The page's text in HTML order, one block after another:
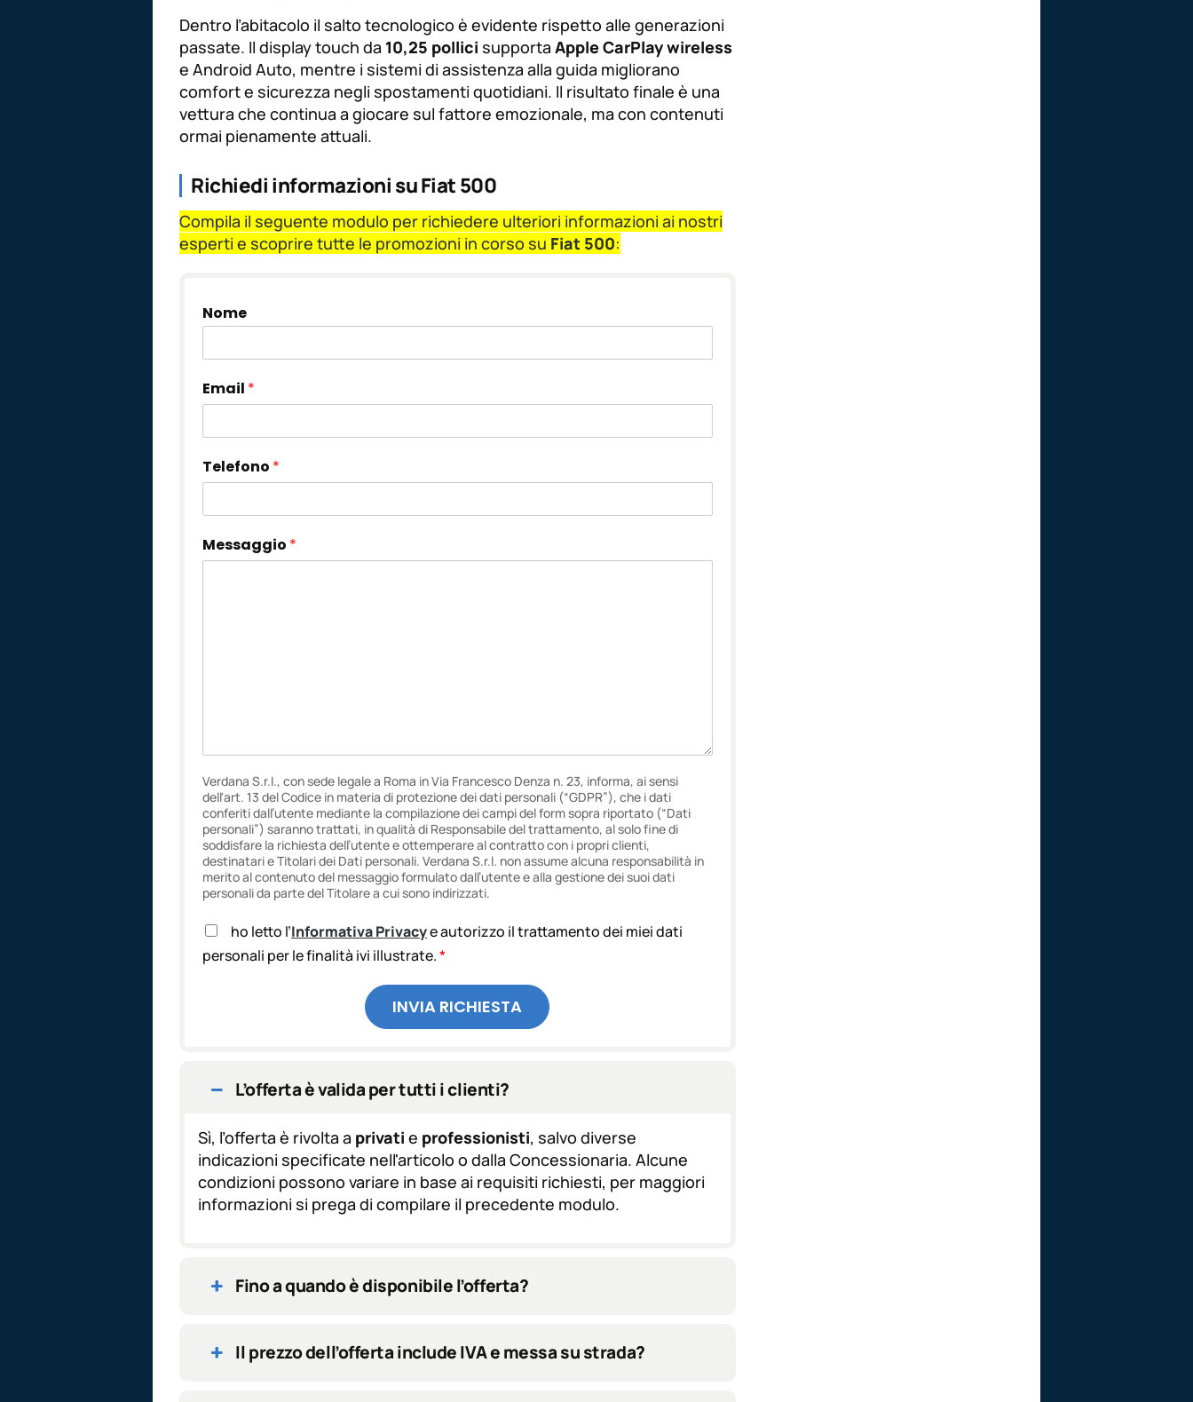
Dentro l’abitacolo il salto tecnologico è evidente rispetto alle generazioni
passate. Il display touch da 10,25 pollici supporta Apple CarPlay wireless
e Android Auto, mentre i sistemi di assistenza alla guida migliorano
comfort e sicurezza negli spostamenti quotidiani. Il risultato finale è una
vettura che continua a giocare sul fattore emozionale, ma con contenuti
ormai pienamente attuali.
Richiedi informazioni su Fiat 500
Compila il seguente modulo per richiedere ulteriori informazioni ai nostri
esperti e scoprire tutte le promozioni in corso su Fiat 500:
Nome
Email *
Telefono *
Messaggio *
Verdana S.r.l., con sede legale a Roma in Via Francesco Denza n. 23, informa, ai sensi
dell'art. 13 del Codice in materia di protezione dei dati personali (“GDPR”), che i dati
conferiti dall’utente mediante la compilazione dei campi del form sopra riportato (“Dati
personali”) saranno trattati, in qualità di Responsabile del trattamento, al solo fine di
soddisfare la richiesta dell’utente e ottemperare al contratto con i propri clienti,
destinatari e Titolari dei Dati personali. Verdana S.r.l. non assume alcuna responsabilità in
merito al contenuto del messaggio formulato dall’utente e alla gestione dei suoi dati
personali da parte del Titolare a cui sono indirizzati.
A
c
G
D
P
R
*
ho letto l’Informativa Privacye autorizzo il trattamento dei miei dati
personali per le finalità ivi illustrate.*
INVIA RICHIESTA
L’offerta è valida per tutti i clienti?
Sì, l’offerta è rivolta a privati e professionisti, salvo diverse
indicazioni specificate nell'articolo o dalla Concessionaria. Alcune
condizioni possono variare in base ai requisiti richiesti, per maggiori
informazioni si prega di compilare il precedente modulo.
Fino a quando è disponibile l’offerta?
Il prezzo dell’offerta include IVA e messa su strada?